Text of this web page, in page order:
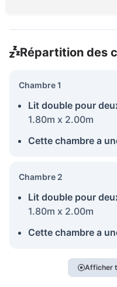
Répartition des
Chambre 1
Lit double pour
1.80m x 2.00m
Cette chambre a
Chambre 2
Lit double pour
1.80m x 2.00m
Cette chambre a
Afficher